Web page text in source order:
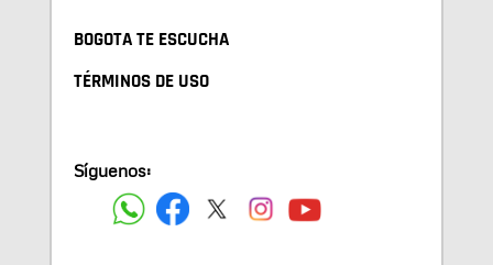
BOGOTA TE ESCUCHA
TÉRMINOS DE USO
Síguenos: